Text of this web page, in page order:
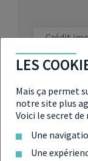
Crédit
un prêt ?
Crédit
LES
Mais ça permet
notre site plus
Voici le secret
Une
Une